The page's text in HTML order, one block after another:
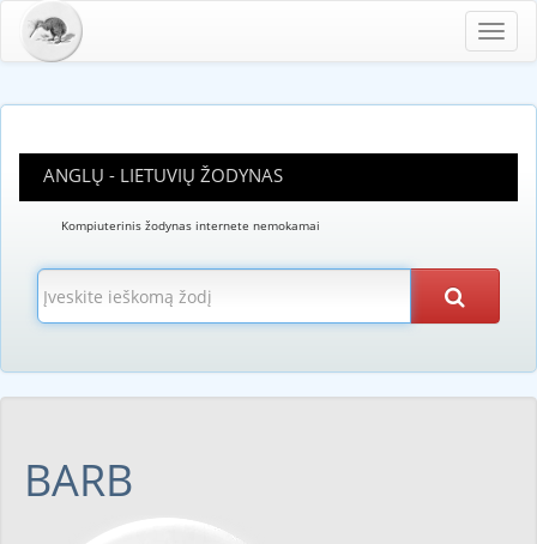
ANGLŲ - LIETUVIŲ ŽODYNAS
Kompiuterinis žodynas internete nemokamai
BARB